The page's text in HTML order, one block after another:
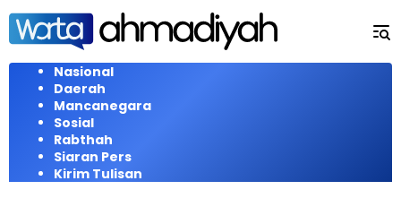
Langsung
konten
Nasional
Daerah
Mancanegara
Sosial
Rabthah
Siaran Pers
Kirim Tulisan